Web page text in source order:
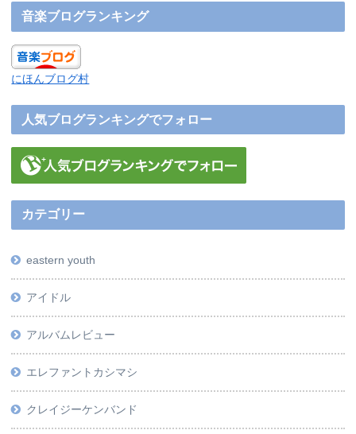
音楽ブログランキング
にほんブログ村
人気ブログランキングでフォロー
カテゴリー
eastern youth
アイドル
アルバムレビュー
エレファントカシマシ
クレイジーケンバンド